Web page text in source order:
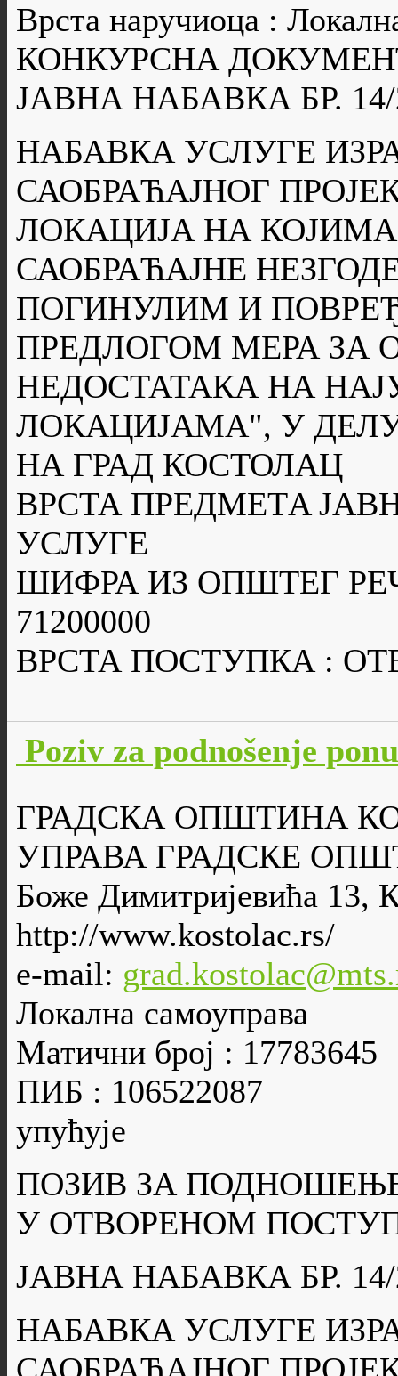
Врста наручиоца :
КОНКУРСНА
ЈАВНА НАБАВКА БР. 14/
НАБАВКА УСЛУГЕ
САОБРАЋАЈНОГ
ЛОКАЦИЈА НА
САОБРАЋАЈНЕ
ПОГИНУЛИМ И
ПРЕДЛОГОМ МЕРА ЗА
НЕДОСТАТАКА НА
ЛОКАЦИЈАМА", У
НА ГРАД КОСТОЛАЦ
ВРСТА ПРЕДМЕТA
УСЛУГЕ
ШИФРА ИЗ ОПШТЕГ
71200000
ВРСТА ПОСТУПКА :
Poziv za podnošenje
ГРАДСКА ОПШТИНА
УПРАВА ГРАДСКЕ
Боже Димитријевића 13,
http://www.kostolac.rs/
e-mail:
Локална самоуправа
Матични број : 17783645
ПИБ : 106522087
упућује
ПОЗИВ ЗА
У ОТВОРЕНОМ
ЈАВНА НАБАВКА БР. 14/
НАБАВКА УСЛУГЕ